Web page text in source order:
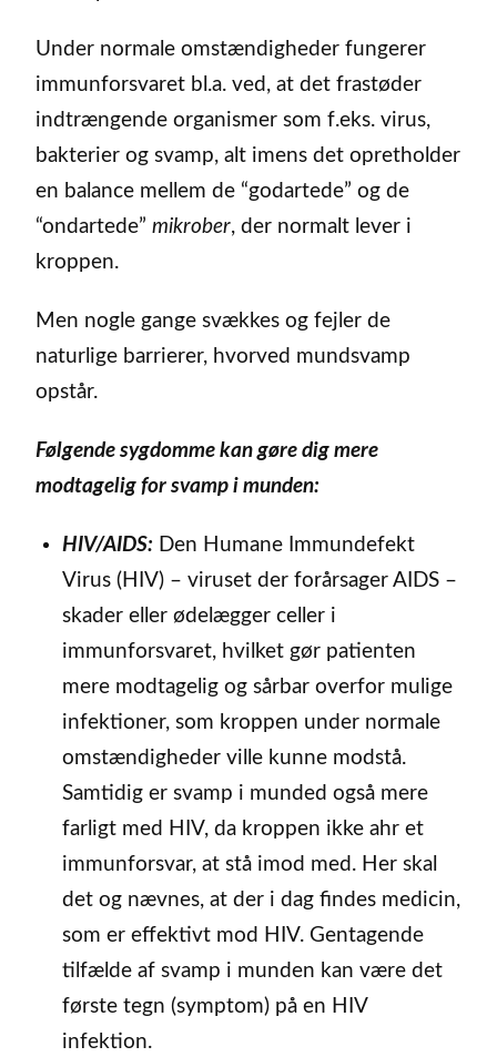
Under normale omstændigheder fungerer
immunforsvaret bl.a. ved, at det frastøder
indtrængende organismer som f.eks. virus,
bakterier og svamp, alt imens det opretholder
en balance mellem de “godartede” og de
“ondartede” mikrober, der normalt lever i
kroppen.
Men nogle gange svækkes og fejler de
naturlige barrierer, hvorved mundsvamp
opstår.
Følgende sygdomme kan gøre dig mere
modtagelig for svamp i munden:
HIV/AIDS: Den Humane Immundefekt
Virus (HIV) – viruset der forårsager AIDS –
skader eller ødelægger celler i
immunforsvaret, hvilket gør patienten
mere modtagelig og sårbar overfor mulige
infektioner, som kroppen under normale
omstændigheder ville kunne modstå.
Samtidig er svamp i munded også mere
farligt med HIV, da kroppen ikke ahr et
immunforsvar, at stå imod med. Her skal
det og nævnes, at der i dag findes medicin,
som er effektivt mod HIV. Gentagende
tilfælde af svamp i munden kan være det
første tegn (symptom) på en HIV
infektion.